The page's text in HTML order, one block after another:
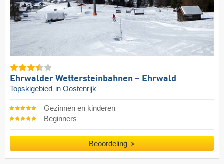
Ehrwalder Wettersteinbahnen – Ehrwald
Topskigebied in Oostenrijk
Gezinnen en kinderen
Beginners
Beoordeling